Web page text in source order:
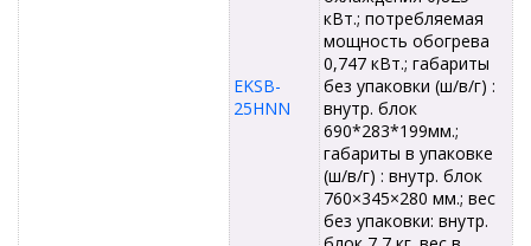
EKSB-
25HNN
кВт.; потребляемая
мощность обогрева
0,747 кВт.; габариты
без упаковки (ш/в/г) :
внутр. блок
690*283*199мм.;
габариты в упаковке
(ш/в/г) : внутр. блок
760×345×280 мм.; вес
без упаковки: внутр.